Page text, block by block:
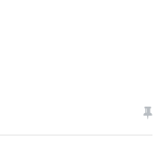
में धक्का… आरोपियों ने